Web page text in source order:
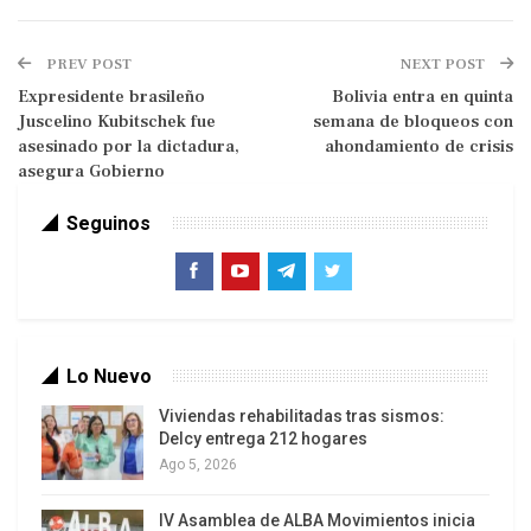
Baghaei reiteró que el principal foco de atención
de Irán en las negociaciones «es poner fin a la
guerra».
«No hemos hablado de detalles sobre las
cuestiones relacionadas con el enriquecimiento
del estrecho «concierne exclusivamente a Irán y
Omán».
Previamente en el día, el presidente
estadounidense, Donald Trump, escribió en una
PREV POST
Expresidente brasileño
Juscelino Kubitschek fue
asesinado por la dictadura,
asegura Gobierno
NEXT POST
Bolivia entra en quinta
semana de bloqueos con
ahondamiento de crisis
Seguinos
Lo Nuevo
Viviendas rehabilitadas tras sismos:
Delcy entrega 212 hogares
Ago 5, 2026
IV Asamblea de ALBA Movimientos inicia